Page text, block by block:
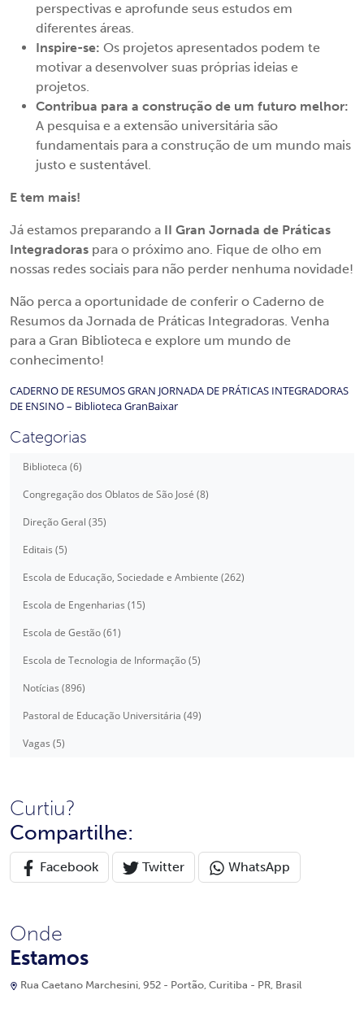
perspectivas e aprofunde seus estudos em
diferentes áreas.
Inspire-se: Os projetos apresentados podem te
motivar a desenvolver suas próprias ideias e
projetos.
Contribua para a construção de um futuro melhor:
A pesquisa e a extensão universitária são
fundamentais para a construção de um mundo mais
justo e sustentável.
E tem mais!
Já estamos preparando a II Gran Jornada de Práticas
Integradoras para o próximo ano. Fique de olho em
nossas redes sociais para não perder nenhuma novidade!
Não perca a oportunidade de conferir o Caderno de
Resumos da Jornada de Práticas Integradoras. Venha
para a Gran Biblioteca e explore um mundo de
conhecimento!
CADERNO DE RESUMOS GRAN JORNADA DE PRÁTICAS INTEGRADORAS
DE ENSINO – Biblioteca GranBaixar
Categorias
Biblioteca (6)
Congregação dos Oblatos de São José (8)
Direção Geral (35)
Editais (5)
Escola de Educação, Sociedade e Ambiente (262)
Escola de Engenharias (15)
Escola de Gestão (61)
Escola de Tecnologia de Informação (5)
Notícias (896)
Pastoral de Educação Universitária (49)
Vagas (5)
Curtiu?
Compartilhe:
Facebook Twitter WhatsApp
Onde
Estamos
Rua Caetano Marchesini, 952 - Portão, Curitiba - PR, Brasil